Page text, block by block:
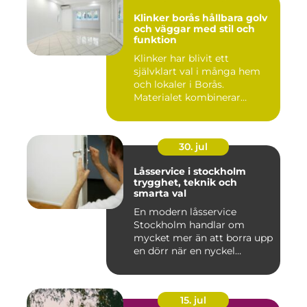
Klinker borås hållbara golv
och väggar med stil och
funktion
Klinker har blivit ett
självklart val i många hem
och lokaler i Borås.
Materialet kombinerar
30. jul
Låsservice i stockholm
trygghet, teknik och
smarta val
En modern låsservice
Stockholm handlar om
mycket mer än att borra upp
en dörr när en nyckel
15. jul